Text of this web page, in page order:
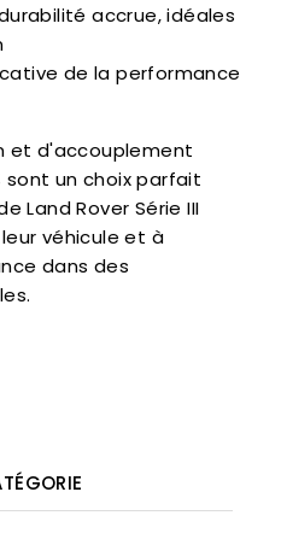
accrue, idéales
de la performance
et d'accouplement
un choix parfait
Land Rover Série III
véhicule et à
dans des